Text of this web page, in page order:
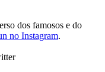
dos famosos e do
no Instagram.